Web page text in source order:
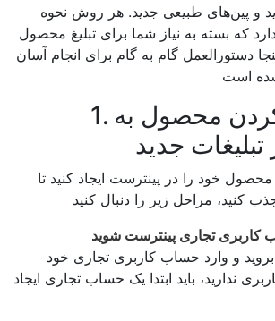
و پین‌های طبیعی جدید. هر روش نحوه
که بسته به نیاز شما برای تبلیغ محصول
دستورالعمل گام به گام برای انجام آسان
1. نحوه وارد کردن محصول به
جدید
محصول خود را در پینترست ایجاد کنید تا
و وارد حساب کاربری تجاری خود
ندارید، باید ابتدا یک حساب تجاری ایجاد